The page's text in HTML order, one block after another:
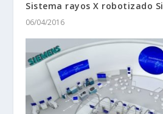
Sistema rayos X robotizado
06/04/2016